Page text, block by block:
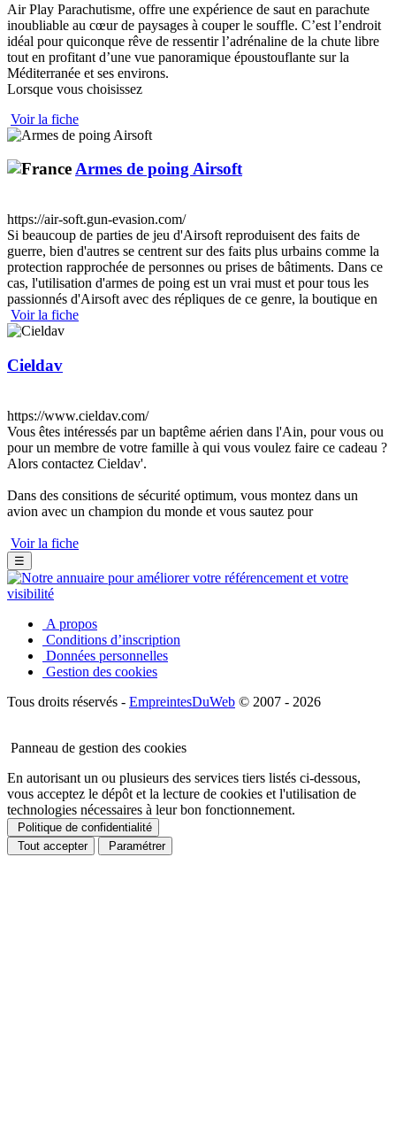
Air Play Parachutisme, offre une expérience de saut en parachute
inoubliable au cœur de paysages à couper le souffle. C’est l’endroit
idéal pour quiconque rêve de ressentir l’adrénaline de la chute libre
tout en profitant d’une vue panoramique époustouflante sur la
Méditerranée et ses environs.
Lorsque vous choisissez
Voir la fiche
Armes de poing Airsoft
https://air-soft.gun-evasion.com/
Si beaucoup de parties de jeu d'Airsoft reproduisent des faits de
guerre, bien d'autres se centrent sur des faits plus urbains comme la
protection rapprochée de personnes ou prises de bâtiments. Dans ce
cas, l'utilisation d'armes de poing est un vrai must et pour tous les
passionnés d'Airsoft avec des répliques de ce genre, la boutique en
Voir la fiche
Cieldav
https://www.cieldav.com/
Vous êtes intéressés par un baptême aérien dans l'Ain, pour vous ou
pour un membre de votre famille à qui vous voulez faire ce cadeau ?
Alors contactez Cieldav'.
Dans des consitions de sécurité optimum, vous montez dans un
avion avec un champion du monde et vous sautez pour
Voir la fiche
☰
A propos
Conditions d’inscription
Données personnelles
Gestion des cookies
Tous droits réservés - EmpreintesDuWeb © 2007 - 2026
Panneau de gestion des cookies
En autorisant un ou plusieurs des services tiers listés ci-dessous,
vous acceptez le dépôt et la lecture de cookies et l'utilisation de
technologies nécessaires à leur bon fonctionnement.
Politique de confidentialité
Tout accepter
Paramétrer